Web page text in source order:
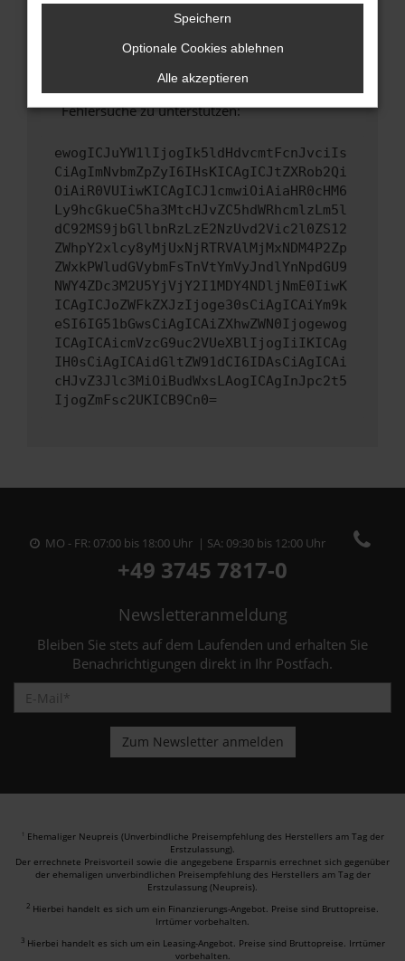
Wende dich an den Webseitenbetreiber.
Wenn du alle oben genannten Schritte versucht
hast, kontaktiere uns bitte. Wir werden
versuchen, das Problem zu beheben. Du kannst
uns diesen Text schicken, um uns bei der
Fehlersuche zu unterstützen:
ewogICJuYW1lIjogIk5ldHdvcmtFcnJvciIs
CiAgImNvbmZpZyI6IHsKICAgICJtZXRob2Qi
OiAiR0VUIiwKICAgICJ1cmwiOiAiaHR0cHM6
Ly9hcGkueC5ha3MtcHJvZC5hdWRhcmlzLm5l
dC92MS9jbGllbnRzLzE2NzUvd2Vic2l0ZS12
ZWhpY2xlcy8yMjUxNjRTRVAlMjMxNDM4P2Zp
ZWxkPWludGVybmFsTnVtYmVyJndlYnNpdGU9
NWY4ZDc3M2U5YjVjY2I1MDY4NDljNmE0IiwK
ICAgICJoZWFkZXJzIjoge30sCiAgICAiYm9k
eSI6IG51bGwsCiAgICAiZXhwZWN0Ijogewog
ICAgICAicmVzcG9uc2VUeXBlIjogIiIKICAg
IH0sCiAgICAidGltZW91dCI6IDAsCiAgICAi
cHJvZ3Jlc3MiOiBudWxsLAogICAgInJpc2t5
IjogZmFsc2UKICB9Cn0=
MO - FR: 07:00 bis 18:00 Uhr | SA: 09:30 bis 12:00 Uhr
+49 3745 7817-0
Newsletteranmeldung
Bleiben Sie stets auf dem Laufenden und erhalten Sie
Benachrichtigungen direkt in Ihr Postfach.
1 Ehemaliger Neupreis (Unverbindliche Preisempfehlung des Herstellers am Tag der
Erstzulassung).
Der errechnete Preisvorteil sowie die angegebene Ersparnis errechnet sich gegenüber
der ehemaligen unverbindlichen Preisempfehlung des Herstellers am Tag der
Erstzulassung (Neupreis).
2 Hierbei handelt es sich um ein Finanzierungs-Angebot. Preise sind Bruttopreise.
Irrtümer vorbehalten.
3 Hierbei handelt es sich um ein Leasing-Angebot. Preise sind Bruttopreise. Irrtümer
vorbehalten.
Speichern
Optionale Cookies ablehnen
Alle akzeptieren